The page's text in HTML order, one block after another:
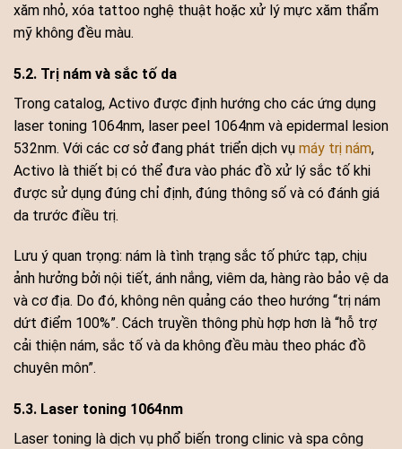
xăm nhỏ, xóa tattoo nghệ thuật hoặc xử lý mực xăm thẩm
mỹ không đều màu.
5.2. Trị nám và sắc tố da
Trong catalog, Activo được định hướng cho các ứng dụng
laser toning 1064nm, laser peel 1064nm và epidermal lesion
532nm. Với các cơ sở đang phát triển dịch vụ máy trị nám,
Activo là thiết bị có thể đưa vào phác đồ xử lý sắc tố khi
được sử dụng đúng chỉ định, đúng thông số và có đánh giá
da trước điều trị.
Lưu ý quan trọng: nám là tình trạng sắc tố phức tạp, chịu
ảnh hưởng bởi nội tiết, ánh nắng, viêm da, hàng rào bảo vệ da
và cơ địa. Do đó, không nên quảng cáo theo hướng “trị nám
dứt điểm 100%”. Cách truyền thông phù hợp hơn là “hỗ trợ
cải thiện nám, sắc tố và da không đều màu theo phác đồ
chuyên môn”.
5.3. Laser toning 1064nm
Laser toning là dịch vụ phổ biến trong clinic và spa công